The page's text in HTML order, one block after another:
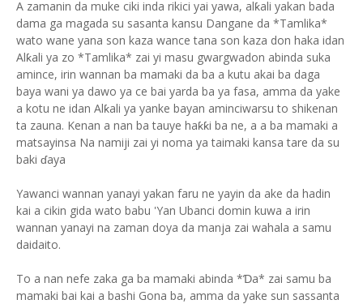
A zamanin da muke ciki inda rikici yai yawa, alƙali yakan bada
dama ga magada su sasanta kansu Dangane da *Tamlika*
wato wane yana son kaza wance tana son kaza don haka idan
Alƙali ya zo *Tamlika* zai yi masu gwargwadon abinda suka
amince, irin wannan ba mamaki da ba a kutu akai ba daga
baya wani ya dawo ya ce bai yarda ba ya fasa, amma da yake
a kotu ne idan Alƙali ya yanke bayan aminciwarsu to shikenan
ta zauna. Kenan a nan ba tauye haƙƙi ba ne, a a ba mamaki a
matsayinsa Na namiji zai yi noma ya taimaki kansa tare da su
baki ɗaya
Yawanci wannan yanayi yakan faru ne yayin da ake da hadin
kai a cikin gida wato babu 'Yan Ubanci domin kuwa a irin
wannan yanayi na zaman doya da manja zai wahala a samu
daidaito.
To a nan nefe zaka ga ba mamaki abinda *Ɗa* zai samu ba
mamaki bai kai a bashi Gona ba, amma da yake sun sassanta